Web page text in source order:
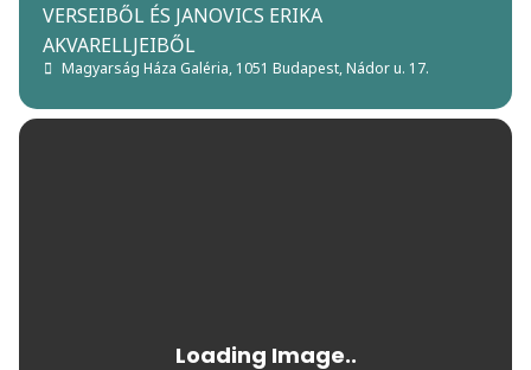
VERSEIBŐL ÉS JANOVICS ERIKA
AKVARELLJEIBŐL
Magyarság Háza Galéria, 1051 Budapest, Nádor u. 17.